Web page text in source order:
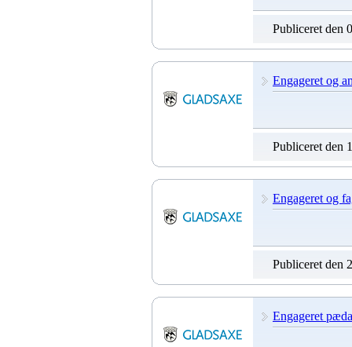
Publiceret den
Engageret og
Publiceret den
Engageret og
Publiceret den
Engageret